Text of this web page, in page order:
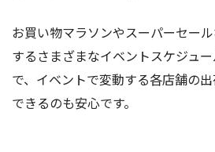
お買い物マラソンやスーパーセー
するさまざまなイベントスケジュ
で、イベントで変動する各店舗の
できるのも安心です。